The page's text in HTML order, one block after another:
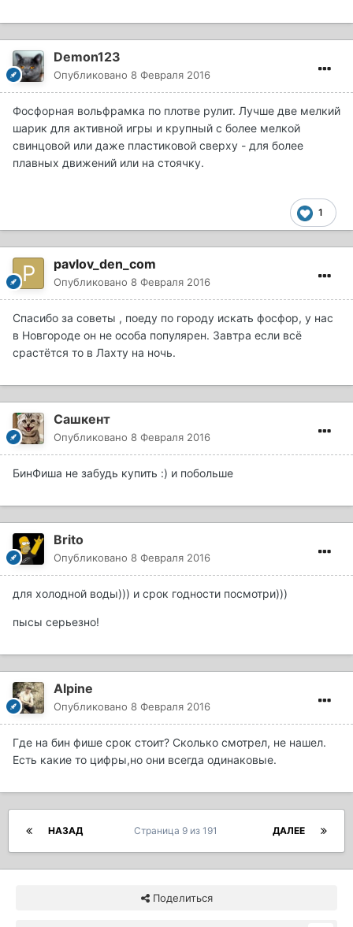
Demon123
Опубликовано 8 Февраля 2016
Фосфорная вольфрамка по плотве рулит. Лучше две мелкий
шарик для активной игры и крупный с более мелкой
свинцовой или даже пластиковой сверху - для более
плавных движений или на стоячку.
1
pavlov_den_com
Опубликовано 8 Февраля 2016
Спасибо за советы , поеду по городу искать фосфор, у нас
в Новгороде он не особа популярен. Завтра если всё
срастётся то в Лахту на ночь.
Сашкент
Опубликовано 8 Февраля 2016
БинФиша не забудь купить :) и побольше
Brito
Опубликовано 8 Февраля 2016
для холодной воды))) и срок годности посмотри)))
пысы серьезно!
Alpine
Опубликовано 8 Февраля 2016
Где на бин фише срок стоит? Сколько смотрел, не нашел.
Есть какие то цифры,но они всегда одинаковые.
НАЗАД ДАЛЕЕ
Страница 9 из 191
Поделиться